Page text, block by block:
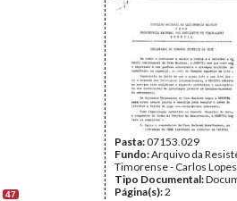
47
Pasta:07153.029
Fundo:Arquivo da
Timorense - Carlos Lopes
Tipo Documental:
Página(s):2